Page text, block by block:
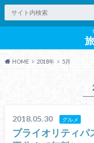
HOME 2018年 5月
2018.05.30 グルメ
プライオリティパ